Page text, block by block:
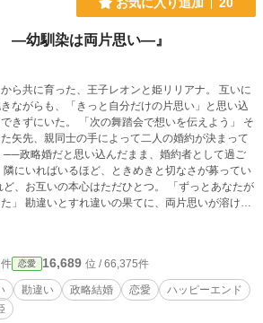
―幼馴染は両片思い―』
ら共に育った、王子レオンと姫リリアナ。 互いに
ながらも、「きっと自分だけの片思い」と思い込
「次の舞踏会で想いを伝えよう」 そ
矢先、親同士の手によって二人の婚約が決まって
隣にいればいるほど、ときめきと切なさが募ってい
お互いの本心はただひとつ。 「ずっとあなたが
片思いが溶けて
の物語。
恋愛 16,689 位 / 66,375件
勘違い 政略結婚 恋愛
ハッピーエンド